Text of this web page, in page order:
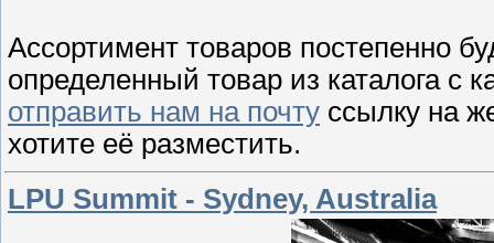
Ассортимент товаров постепенно
определенный товар из каталога с
отправить нам на почту ссылку на
хотите её разместить.
LPU Summit - Sydney, Australia